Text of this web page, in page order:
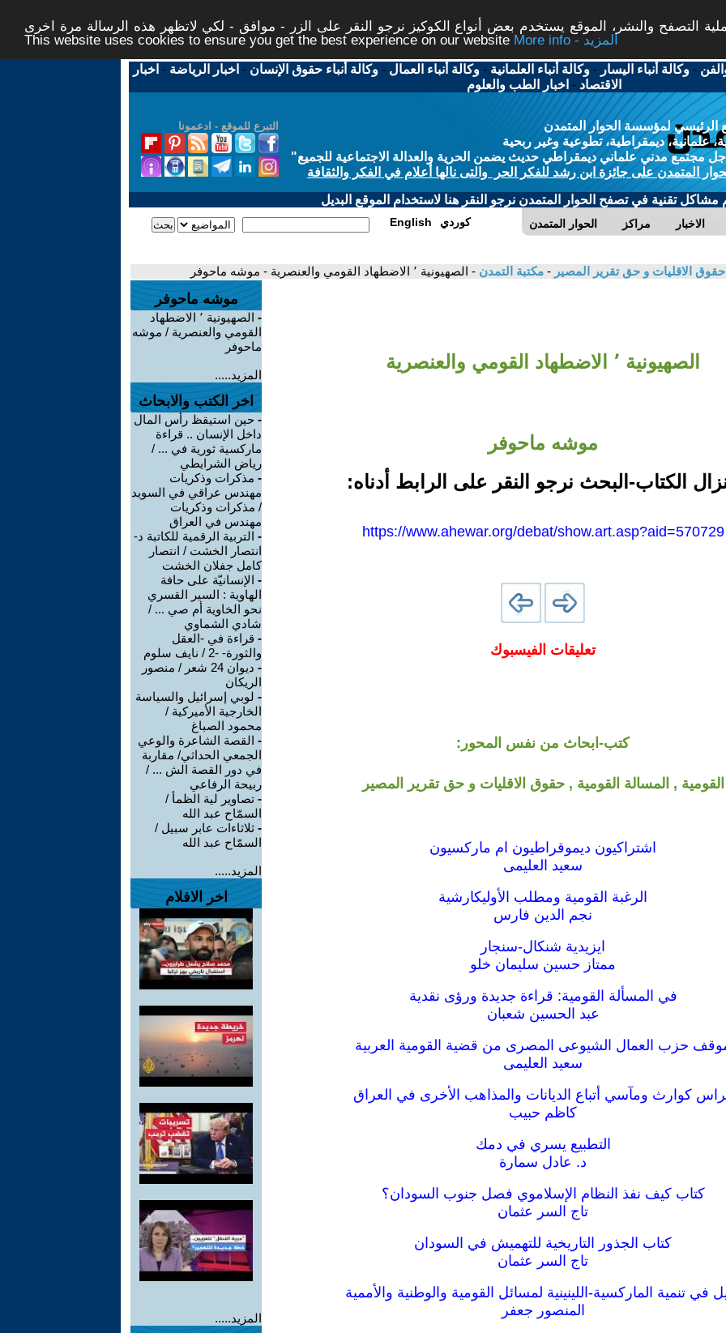
التصفح والنشر، الموقع يستخدم بعض أنواع الكوكيز نرجو النقر على الزر - موافق - لكي لاتظهر هذه الرسالة مرة اخرى -
This website uses cookies to ensure you get the best experience on our website
More info - المزيد
-وكالة أنباء اليسار -وكالة أنباء العلمانية -وكالة أنباء العمال -وكالة أنباء حقوق الإنسان - اخبار الرياضة - اخبار
الاقتصاد - اخبار الطب والعلوم
التبرع للموقع - ادعمونا
الرئيسي لمؤسسة الحوار المتمدن
علمانية، ديمقراطية، تطوعية وغير ربحية
مجتمع مدني علماني ديمقراطي حديث يضمن الحرية والعدالة الاجتماعية للجميع"
المتمدن على جائزة ابن رشد للفكر الحر والتى نالها أعلام في الفكر والثقافة
مشاكل تقنية في تصفح الحوار المتمدن نرجو النقر هنا لاستخدام الموقع البديل
الحوار المتمدن مراكز الاخبار English كوردي
الاقليات و حق تقرير المصير - مكتبة التمدن - الصهيونية ٬ الاضطهاد القومي والعنصرية - موشه ماحوفر
الصهيونية ٬ الاضطهاد القومي والعنصرية
موشه ماحوفر
الكتاب-البحث نرجو النقر على الرابط أدناه:
https://www.ahewar.org/debat/show.art.asp?aid=570729
تعليقات الفيسبوك
كتب-ابحاث من نفس المحور:
القومية , المسالة القومية , حقوق الاقليات و حق تقرير المصير
اشتراكيون ديموقراطيون ام ماركسيون
سعيد العليمى
الرغبة القومية ومطلب الأوليكارشية
نجم الدين فارس
ايزيدية شنكال-سنجار
ممتاز حسين سليمان خلو
في المسألة القومية: قراءة جديدة ورؤى نقدية
عبد الحسين شعبان
حزب العمال الشيوعى المصرى من قضية القومية العربية
سعيد العليمى
كوارث ومآسي أتباع الديانات والمذاهب الأخرى في العراق
كاظم حبيب
التطبيع يسري في دمك
د. عادل سمارة
كتاب كيف نفذ النظام الإسلاموي فصل جنوب السودان؟
تاج السر عثمان
كتاب الجذور التاريخية للتهميش في السودان
تاج السر عثمان
في تنمية الماركسية-اللينينية لمسائل القومية والوطنية والأممية
المنصور جعفر
موشه ماحوفر
-
الصهيونية ٬ الاضطهاد
القومي والعنصرية / موشه
ماحوفر
المزيد.....
اخر الكتب والابحاث
- حين استيقظ رأس المال
داخل الإنسان .. قراءة
ماركسية ثورية في ... /
رياض الشرايطي
- مذكرات وذكريات
مهندس عراقي في السويد
/ مذكرات وذكريات
مهندس في العراق
- التربية الرقمية للكاتبة د-
انتصار الخشت / انتصار
كامل جفلان الخشت
- الإنسانيّة على حافة
الهاوية : السير القسري
نحو الخاوية أم صي ... /
شادي الشماوي
- قراءة في -العقل
والثورة- -2 / نايف سلوم
-
ديوان 24 شعر / منصور
الريكان
- لوبي إسرائيل والسياسة
الخارجية الأميركية /
محمود الصباغ
- القصة الشاعرة والوعي
الجمعي الحداثي/ مقاربة
في دور القصة الش ... /
ربيحة الرفاعي
- تصاوير لية الظمأ /
السمّاح عبد الله
- ثلاثاءات عابر سبيل /
السمّاح عبد الله
المزيد.....
اخر الافلام
المزيد.....